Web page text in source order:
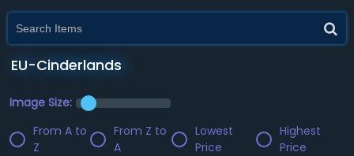
EU-Cinderlands
Image Size:
From A to
Z
From Z to
A
Lowest
Price
Highest
Price